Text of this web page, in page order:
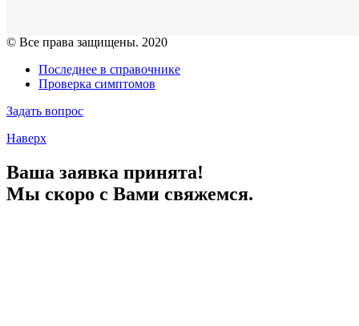
© Все права защищены. 2020
Последнее в справочнике
Проверка симптомов
Задать вопрос
Наверх
Ваша заявка принята!
Мы скоро с Вами свяжемся.